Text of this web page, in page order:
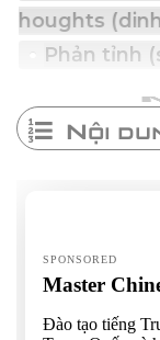
for
Phản tỉnh
Nội